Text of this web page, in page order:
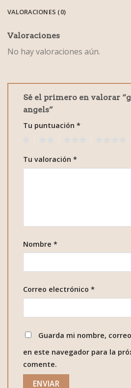
VALORACIONES (0)
Valoraciones
No hay valoraciones aún.
Sé el primero en valorar
angels”
Tu puntuación *
Tu valoración *
Nombre *
Correo electrónico *
Guarda mi nombre,
en este navegador para la
comente.